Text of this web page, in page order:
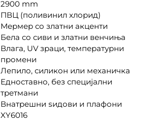
2900 mm
ПВЦ (поливинил хлорид)
Мермер со златни акценти
Бела со сиви и златни венчиња
Влага, UV зраци, температурни
промени
Лепило, силикон или механичка
Едноставно, без специјални
третмани
Внатрешни ѕидови и плафони
XY6016